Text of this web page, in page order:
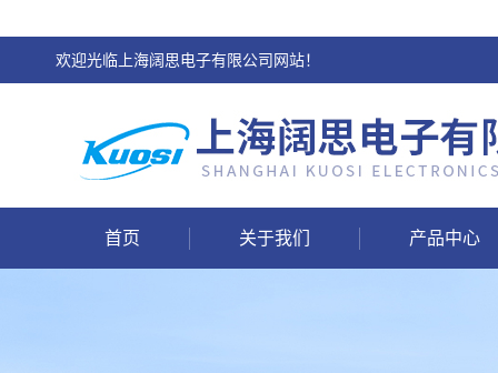
欢迎光临上海阔思电子有限公司网站！
首页 关于我们 产品中心